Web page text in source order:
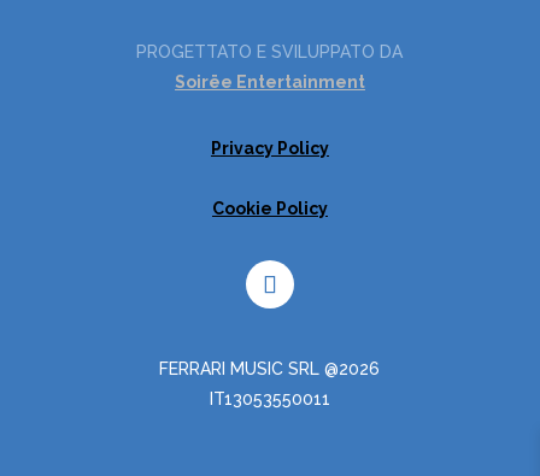
PROGETTATO E SVILUPPATO DA
Soirëe Entertainment
Privacy Policy
Cookie Policy
FERRARI MUSIC SRL @2026
IT13053550011